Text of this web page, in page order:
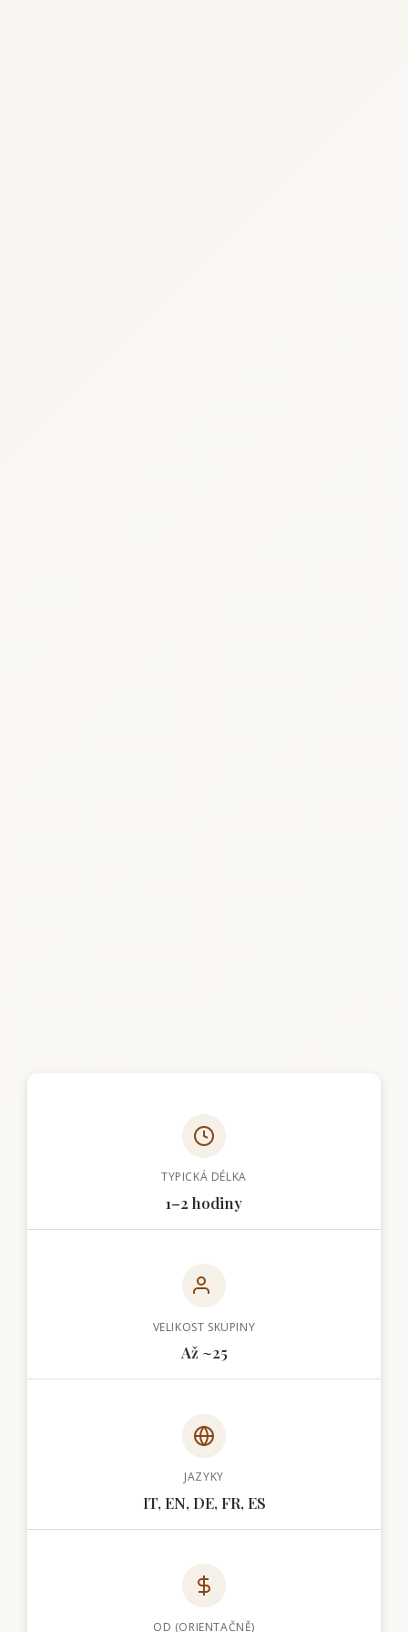
TYPICKÁ DÉLKA
1–2 hodiny
VELIKOST SKUPINY
Až ~25
JAZYKY
IT, EN, DE, FR, ES
OD (ORIENTAČNĚ)